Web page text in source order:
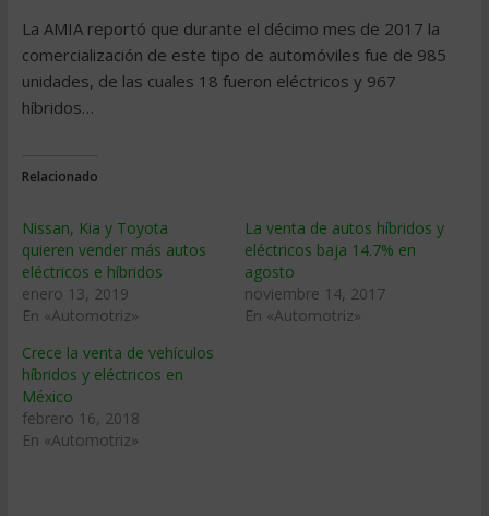
La AMIA reportó que durante el décimo mes de 2017 la
comercialización de este tipo de automóviles fue de 985
unidades, de las cuales 18 fueron eléctricos y 967
híbridos…
Relacionado
Nissan, Kia y Toyota
quieren vender más autos
eléctricos e híbridos
enero 13, 2019
En «Automotriz»
La venta de autos híbridos y
eléctricos baja 14.7% en
agosto
noviembre 14, 2017
En «Automotriz»
Crece la venta de vehículos
híbridos y eléctricos en
México
febrero 16, 2018
En «Automotriz»